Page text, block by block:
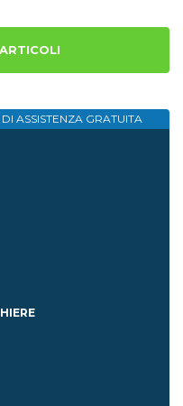
ASSISTENZA GRATUITA